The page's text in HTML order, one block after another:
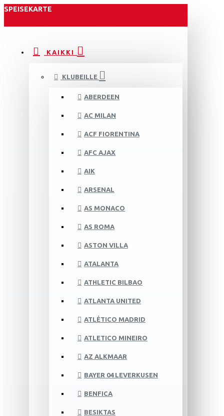
SPEISEKARTE
KAIKKI
KLUBEILLE
ABERDEEN
AC MILAN
ACF FIORENTINA
AFC AJAX
AIK
ARSENAL
AS MONACO
AS ROMA
ASTON VILLA
ATALANTA
ATHLETIC BILBAO
ATLANTA UNITED
ATLÉTICO MADRID
ATLETICO MINEIRO
AZ ALKMAAR
BAYER 04 LEVERKUSEN
BENFICA
BESIKTAS